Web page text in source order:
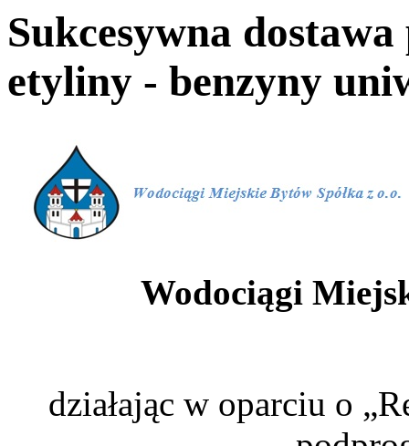
Sukcesywna
etyliny - benzyny
Wodociągi
działając w oparciu o